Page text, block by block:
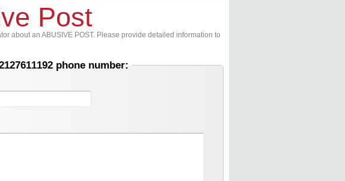
Post
about an ABUSIVE POST. Please provide detailed information to
phone number: